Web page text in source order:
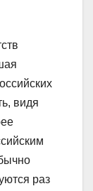
видя
раз